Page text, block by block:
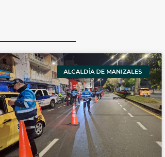
ALCALDÍA DE MANIZALES